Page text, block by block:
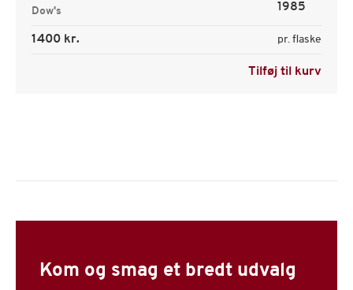
Dow's 1985
1400 kr. pr. flaske
Tilføj til kurv
Kom og smag et bredt udvalg